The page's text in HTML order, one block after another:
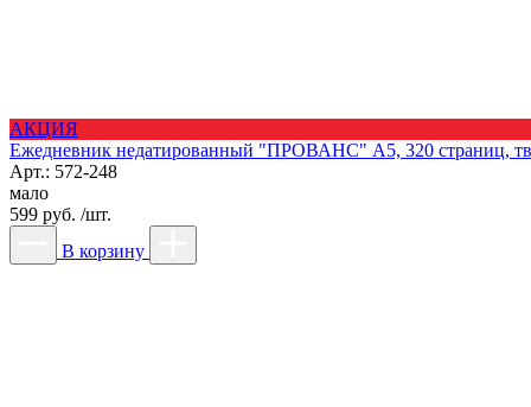
АКЦИЯ
Ежедневник недатированный "ПРОВАНС" А5, 320 страниц,
Арт.: 572-248
мало
599 руб. /шт.
В корзину